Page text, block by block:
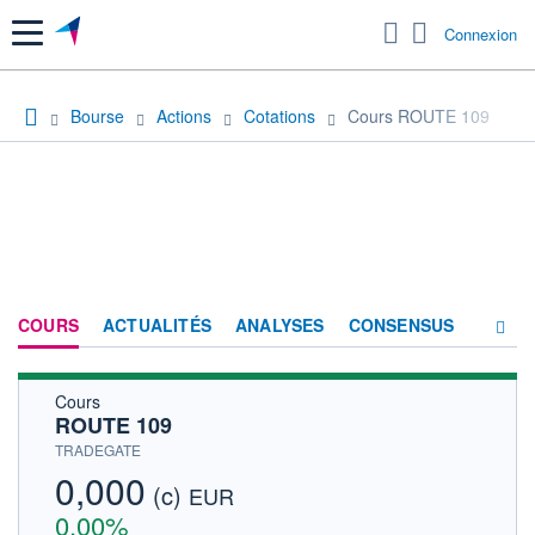
Menu Connexion
Bourse Actions Cotations Cours ROUTE 109
COURS ACTUALITÉS ANALYSES CONSENSUS
Cours
ROUTE 109
TRADEGATE
0,000 (c) EUR
0,00%